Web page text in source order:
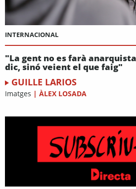
INTERNACIONAL
"La gent no es farà
dic, sinó veient el que faig"
GUILLE LARIOS
Imatges | ÀLEX LOSADA